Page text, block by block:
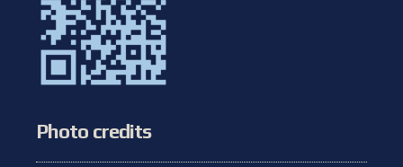
Photo credits